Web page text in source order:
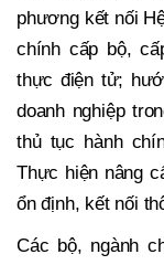
phương kết nối
chính cấp bộ,
thực điện tử;
doanh nghiệp
thủ tục hành
Thực hiện nâng
ổn định, kết nối
Các bộ, ngành